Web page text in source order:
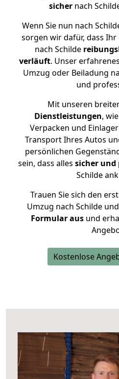
sicher nach
Wenn Sie nun nach
sorgen wir dafür, dass
nach Schilde
verläuft. Unser
Umzug oder Beiladung
und
Mit unseren
Dienstleistungen,
Verpacken und
Transport Ihres Autos
persönlichen
sein, dass alles sicher
Schilde
Trauen Sie sich den
Umzug nach Schilde und
Formular ausund
Kostenlose